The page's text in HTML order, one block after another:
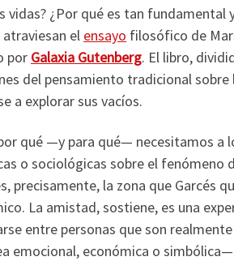
vidas? ¿Por qué es tan
el ensayo filosófico de
por Galaxia Gutenberg. El libro,
del pensamiento tradicional
a explorar sus vacíos.
qué —y para qué— necesitamos a
o sociológicas sobre el fenómeno
precisamente, la zona que Garcés
La amistad, sostiene, es una
entre personas que son
emocional, económica o